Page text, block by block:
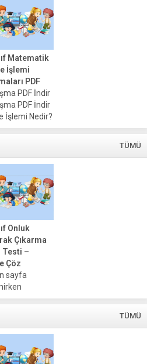
sonra
yöntemlerle
ve
Matematik
İşlemi
PDF
PDF İndir
PDF İndir
İşlemi Nedir?
işlemi,
(bölünen)
sayı
tarafından
TÜMÜ
Onluk
Çıkarma
Testi –
Çöz
sayfa
etkin
emin
Eğer sayfa
TÜMÜ